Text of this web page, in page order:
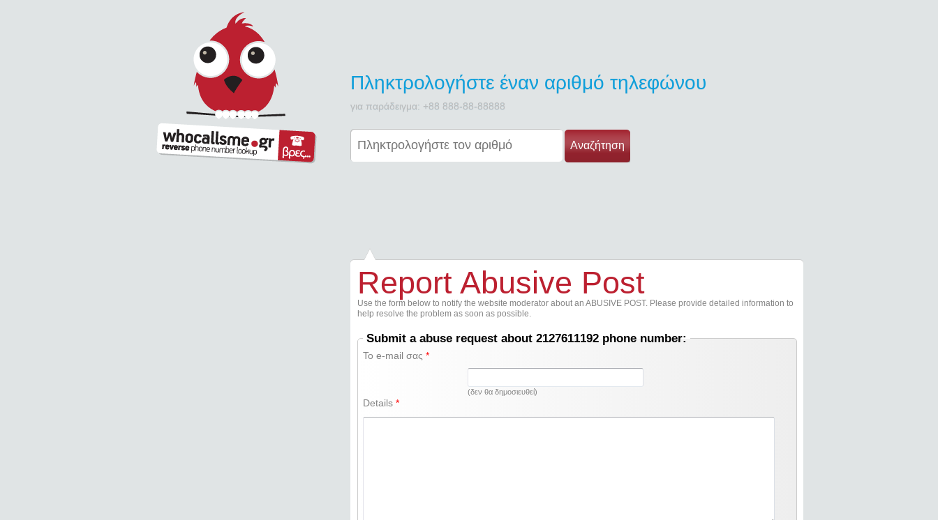
Πληκτρολογήστε έναν αριθμό τηλεφώνου
για παράδειγμα: +88 888-88-88888
Αναζήτηση
Report Abusive Post
Use the form below to notify the website moderator about an ABUSIVE POST. Please provide detailed information to
help resolve the problem as soon as possible.
Submit a abuse request about 2127611192 phone number:
Το e-mail σας*
(δεν θα δημοσιευθεί)
Details*